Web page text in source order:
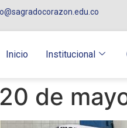
Inicio Institucional
de